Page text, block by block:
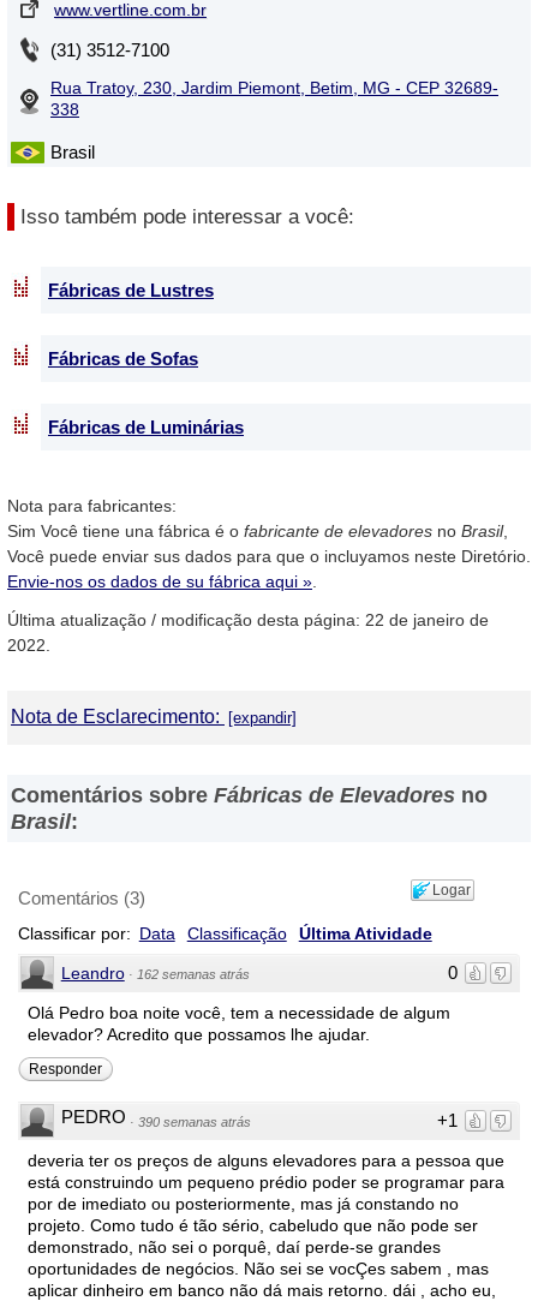
www.vertline.com.br
(31) 3512-7100
Rua Tratoy, 230, Jardim Piemont, Betim, MG - CEP 32689-
338
Brasil
Isso também pode interessar a você:
Fábricas de Lustres
Fábricas de Sofas
Fábricas de Luminárias
Nota para fabricantes:
Sim Você tiene una fábrica é o fabricante de elevadores no Brasil,
Você puede enviar sus dados para que o incluyamos neste Diretório.
Envie-nos os dados de su fábrica aqui »
Última atualização / modificação desta página: 22 de janeiro de
2022.
Nota de Esclarecimento:
fornecidas em os sites de asFábricas de Elevadoresque têm
sido incluídas neste directório, nem de os resultados, os preços,
números de telefone e fax e Outros dados de contacto são "
possíveis erros durante a elaboração desta página web.
Comentários sobre Fábricas de Elevadores no
Brasil:
Logar
Comentários (3)
Classificar por: Data Classificação Última Atividade
0
Leandro · 162 semanas atrás
Olá Pedro boa noite você, tem a necessidade de algum
elevador? Acredito que possamos lhe ajudar.
Responder
+1
PEDRO · 390 semanas atrás
deveria ter os preços de alguns elevadores para a pessoa que
está construindo um pequeno prédio poder se programar para
por de imediato ou posteriormente, mas já constando no
projeto. Como tudo é tão sério, cabeludo que não pode ser
demonstrado, não sei o porquê, daí perde-se grandes
oportunidades de negócios. Não sei se vocÇes sabem , mas
aplicar dinheiro em banco não dá mais retorno. dái , acho eu,